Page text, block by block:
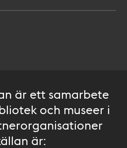
är ett samarbete
och museer i
är: